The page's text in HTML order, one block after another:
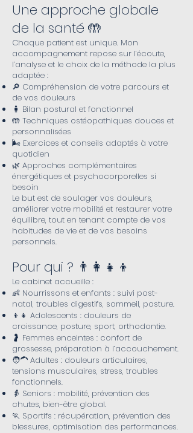
Une approche globale
de la santé 🤲
Chaque patient est unique. Mon
accompagnement repose sur l’écoute,
l’analyse et le choix de la méthode la plus
adaptée :
🔎 Compréhension de votre parcours et
de vos douleurs
🧍 Bilan postural et fonctionnel
🤲 Techniques ostéopathiques douces et
personnalisées
🌬️ Exercices et conseils adaptés à votre
quotidien
🌿 Approches complémentaires
énergétiques et psychocorporelles si
besoin
Le but est de soulager vos douleurs,
améliorer votre mobilité et restaurer votre
équilibre, tout en tenant compte de vos
habitudes de vie et de vos besoins
personnels.
Pour qui ? 👨‍👩‍👧‍👦
Le cabinet accueille :
👶 Nourrissons et enfants : suivi post-
natal, troubles digestifs, sommeil, posture.
👦👧 Adolescents : douleurs de
croissance, posture, sport, orthodontie.
🤰 Femmes enceintes : confort de
grossesse, préparation à l’accouchement.
🧑‍🦱 Adultes : douleurs articulaires,
tensions musculaires, stress, troubles
fonctionnels.
👵 Seniors : mobilité, prévention des
chutes, bien-être global.
🏃 Sportifs : récupération, prévention des
blessures, optimisation des performances.